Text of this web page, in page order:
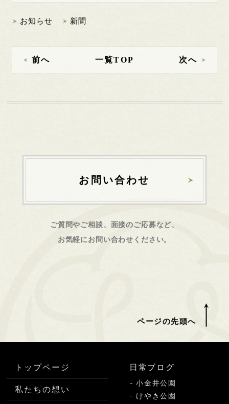
お知らせ 新聞
前へ 一覧TOP 次へ
お問い合わせ
ご質問やご相談、面接のご応募など、
お気軽にお問い合わせください。
ページの先頭へ
トップページ
私たちの想い
日常ブログ
小金井公園
けやき公園